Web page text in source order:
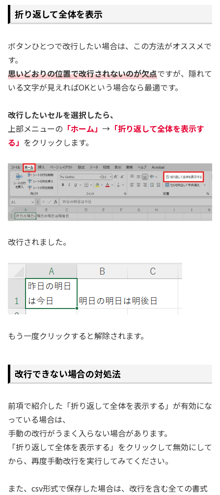
折り返して全体を表示
ボタンひとつで改行したい場合は、この方法がオススメで
す。
思いどおりの位置で改行されないのが欠点ですが、隠れて
いる文字が見えればOKという場合なら最適です。
改行したいセルを選択したら、
上部メニューの 「ホーム」 → 「折り返して全体を表示す
る」 をクリックします。
改行されました。
もう一度クリックすると解除されます。
改行できない場合の対処法
前項で紹介した「折り返して全体を表示する」が有効にな
っている場合は、
手動の改行がうまく入らない場合があります。
「折り返して全体を表示する」をクリックして無効にして
から、再度手動改行を実行してみてください。
また、csv形式で保存した場合は、改行を含む全ての書式